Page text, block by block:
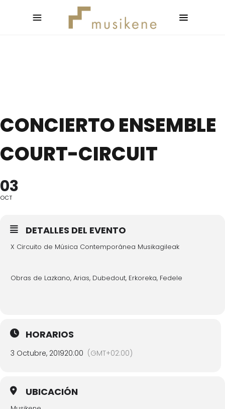
CONCIERTO ENSEMBLE
COURT-CIRCUIT
03
OCT
DETALLES DEL EVENTO
X Circuito de Música Contemporánea Musikagileak
Obras de Lazkano, Arias, Dubedout, Erkoreka, Fedele
HORARIOS
3 Octubre, 201920:00 (GMT+02:00)
UBICACIÓN